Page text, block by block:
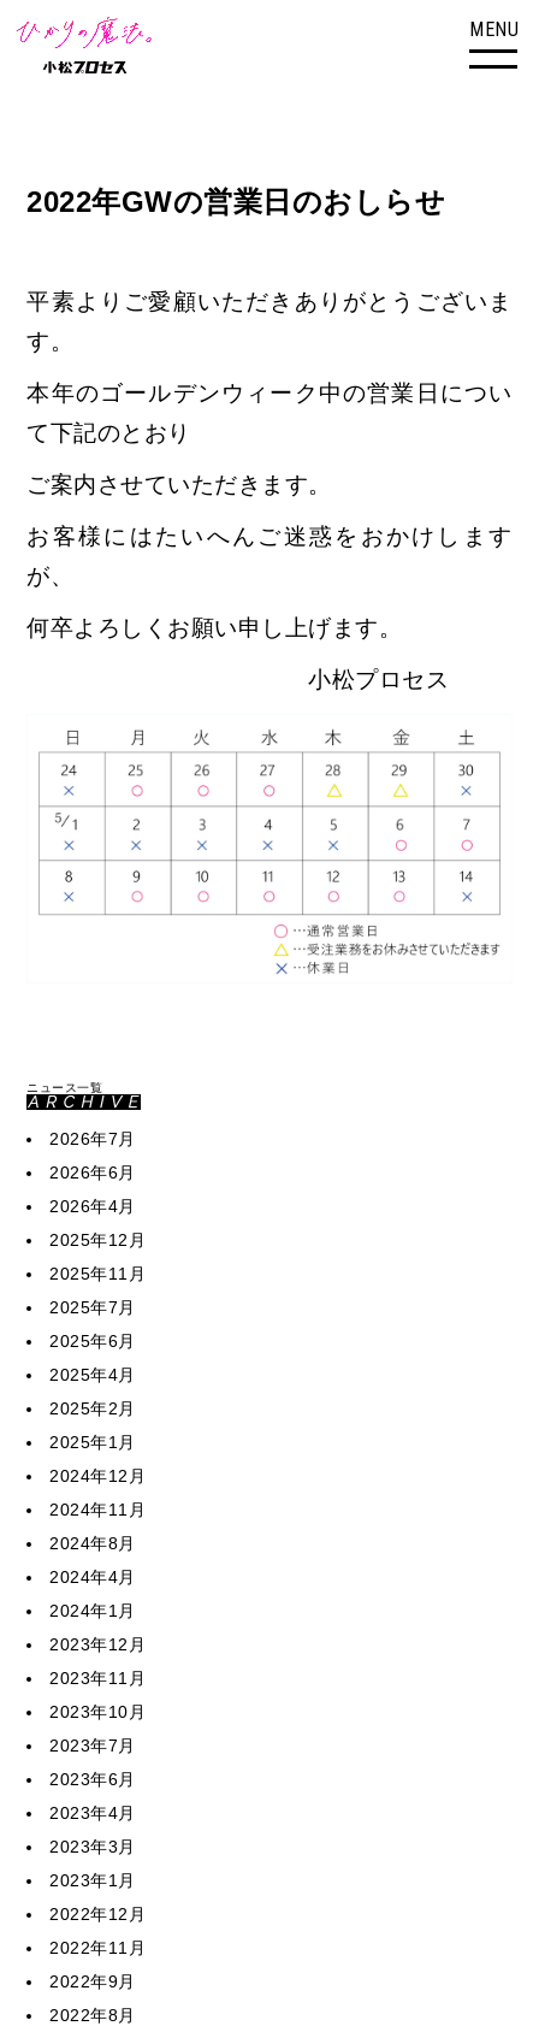
2022年GWの営業日のおしらせ
平素よりご愛顧いただきありがとうございま
す。
本年のゴールデンウィーク中の営業日につい
て下記のとおり
ご案内させていただきます。
お客様にはたいへんご迷惑をおかけします
が、
何卒よろしくお願い申し上げます。
小松プロセス
ニュース一覧
2026年7月
2026年6月
2026年4月
2025年12月
2025年11月
2025年7月
2025年6月
2025年4月
2025年2月
2025年1月
2024年12月
2024年11月
2024年8月
2024年4月
2024年1月
2023年12月
2023年11月
2023年10月
2023年7月
2023年6月
2023年4月
2023年3月
2023年1月
2022年12月
2022年11月
2022年9月
2022年8月
MENU